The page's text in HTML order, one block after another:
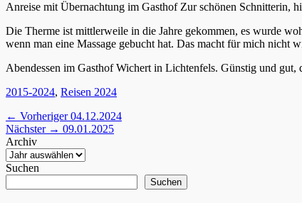
Anreise mit Übernachtung im Gasthof Zur schönen Schnitterin,
Die Therme ist mittlerweile in die Jahre gekommen, es wurde
wenn man eine Massage gebucht hat. Das macht für mich nicht
Abendessen im Gasthof Wichert in Lichtenfels. Günstig und gut,
Kategorien
2015-2024, Reisen 2024
Beitragsnavigation
← Vorheriger Vorheriger
Beitrag:
04.12.2024
Nächster → Nächster
09.01.2025
Archiv
Suchen
Suchen